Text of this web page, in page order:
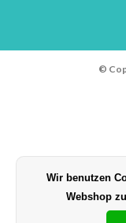
©
Wir benutzen
Webshop